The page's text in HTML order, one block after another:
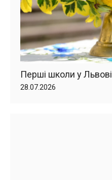
Перші школи у Львові
28.07.2026